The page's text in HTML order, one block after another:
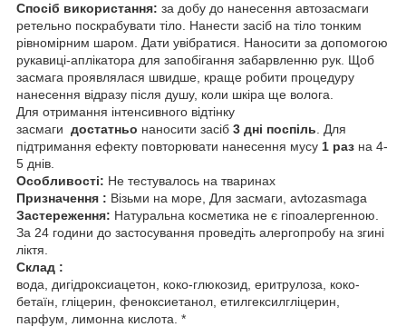
Спосіб використання: за добу до нанесення автозасмаги
ретельно поскрабувати тіло. Нанести засіб на тіло тонким
рівномірним шаром. Дати увібратися. Наносити за допомогою
рукавиці-аплікатора для запобігання забарвленню рук. Щоб
засмага проявлялася швидше, краще робити процедуру
нанесення відразу після душу, коли шкіра ще волога.
Для отримання інтенсивного відтінку
засмаги достатньо наносити засіб 3 дні поспіль . Для
підтримання ефекту повторювати нанесення мусу 1 раз на 4-
5 днів.
Особливості: Не тестувалось на тваринах
Призначення : Візьми на море, Для засмаги, avtozasmaga
Застереження: Натуральна косметика не є гіпоалергенною.
За 24 години до застосування проведіть алергопробу на згині
ліктя.
Склад :
вода, дигідроксиацетон, коко-глюкозид, еритрулоза, коко-
бетаїн, гліцерин, феноксиетанол, етилгексилгліцерин,
парфум, лимонна кислота. *